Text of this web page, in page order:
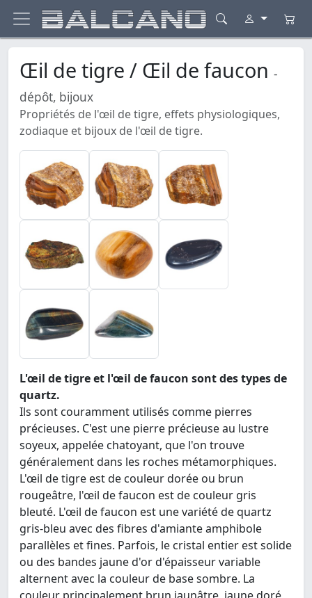
Œil de tigre / Œil de faucon -
dépôt, bijoux
Propriétés de l'œil de tigre, effets physiologiques,
zodiaque et bijoux de l'œil de tigre.
L'œil de tigre et l'œil de faucon sont des types de
quartz.
Ils sont couramment utilisés comme pierres
précieuses. C'est une pierre précieuse au lustre
soyeux, appelée chatoyant, que l'on trouve
généralement dans les roches métamorphiques.
L'œil de tigre est de couleur dorée ou brun
rougeâtre, l'œil de faucon est de couleur gris
bleuté. L'œil de faucon est une variété de quartz
gris-bleu avec des fibres d'amiante amphibole
parallèles et fines. Parfois, le cristal entier est solide
ou des bandes jaune d'or d'épaisseur variable
alternent avec la couleur de base sombre. La